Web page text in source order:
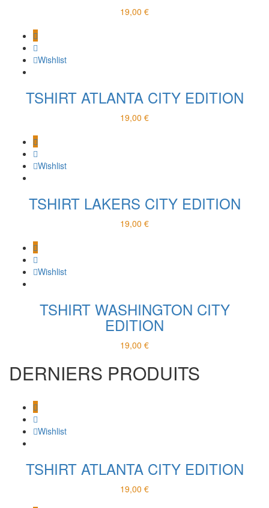
19,00 €
Wishlist
TSHIRT ATLANTA CITY EDITION
19,00 €
Wishlist
TSHIRT LAKERS CITY EDITION
19,00 €
Wishlist
TSHIRT WASHINGTON CITY
EDITION
19,00 €
DERNIERS PRODUITS
Wishlist
TSHIRT ATLANTA CITY EDITION
19,00 €